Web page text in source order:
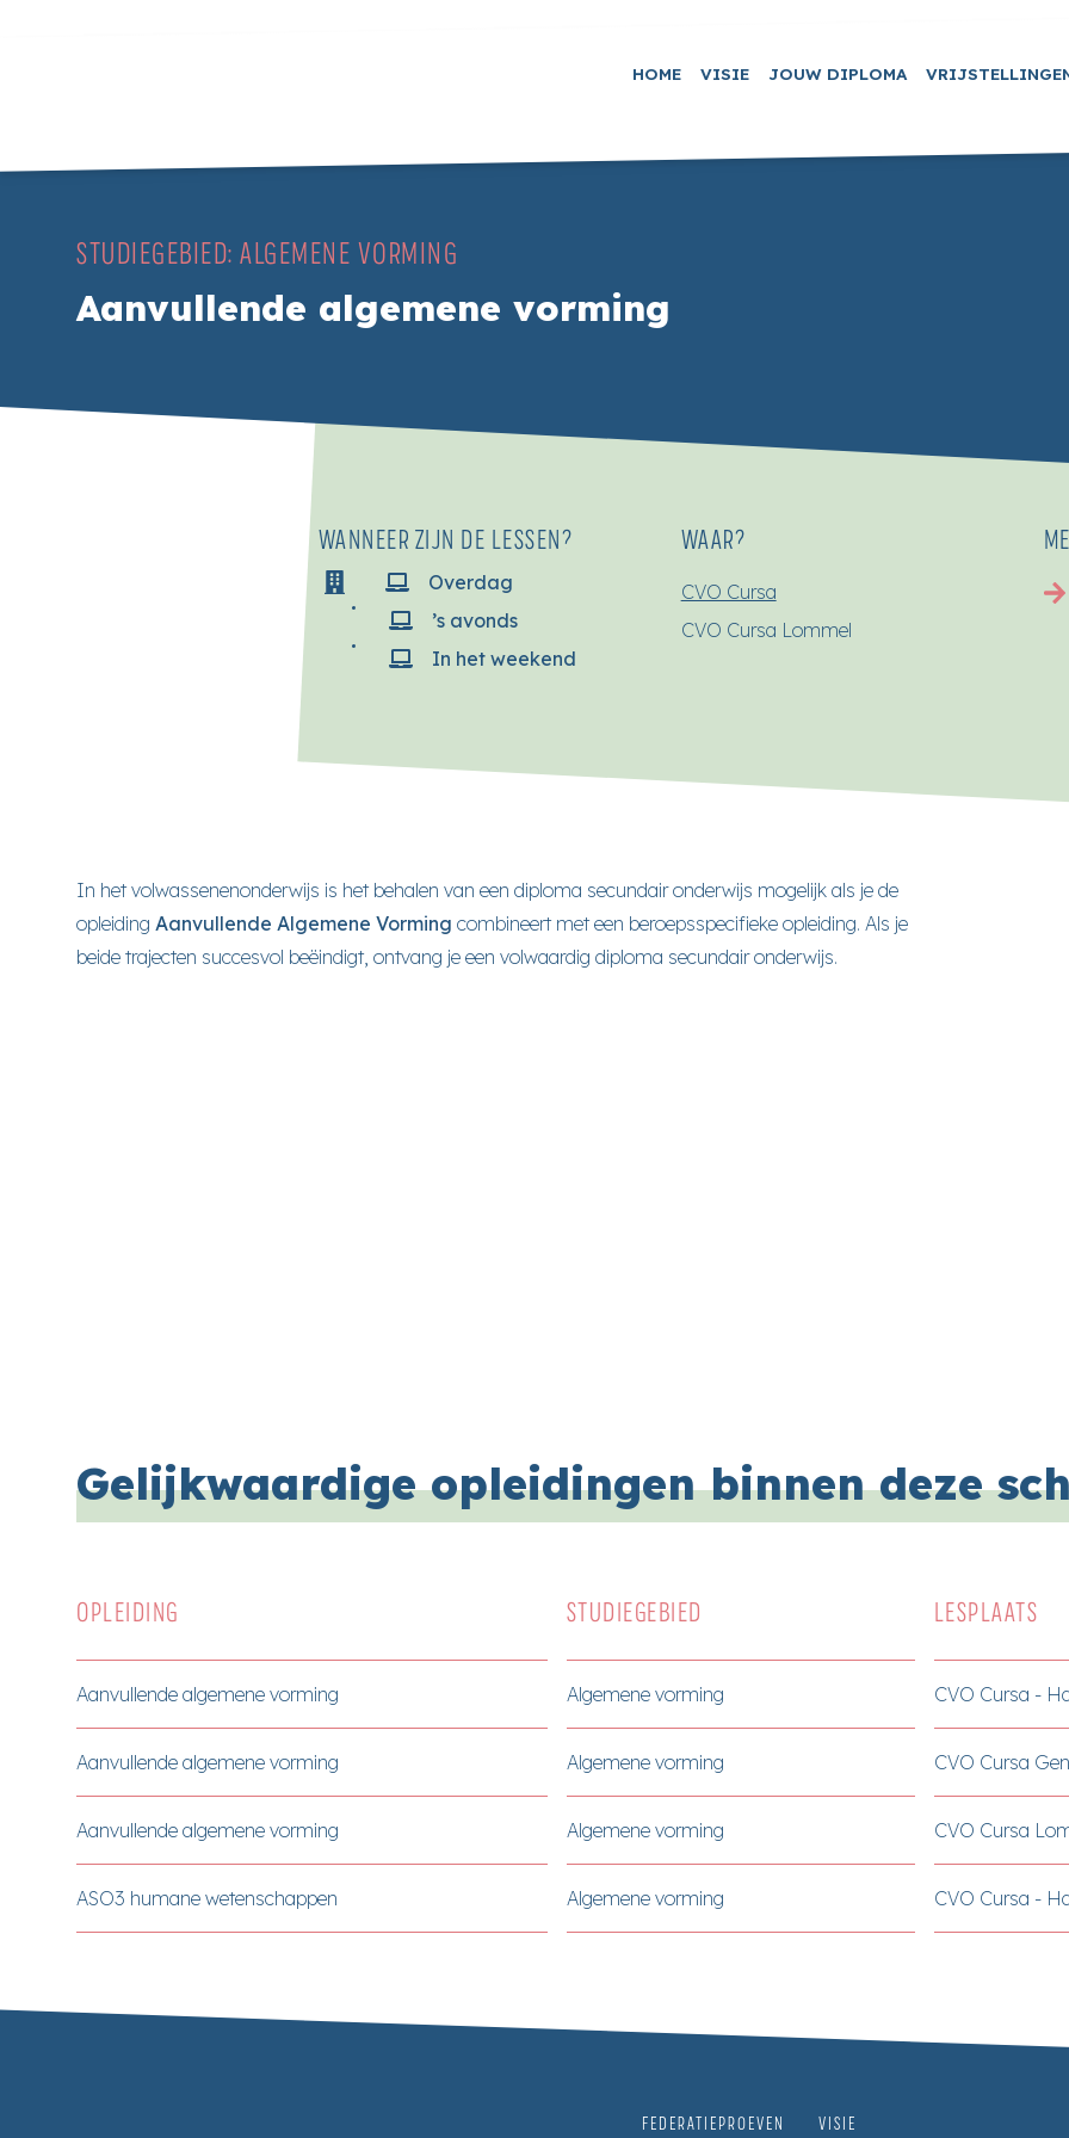
HOME VISIE JOUW DIPLOMA
STUDIEGEBIED: ALGEMENE VORMING
Aanvullende algemene vorming
WANNEER ZIJN DE LESSEN?
Overdag
’s avonds
In het weekend
WAAR?
CVO Cursa
CVO Cursa Lommel
In het volwassenenonderwijs is het behalen van een diploma secundair onderwijs mogelijk als je de
opleiding Aanvullende Algemene Vorming combineert met een beroepsspecifieke opleiding. Als je
beide trajecten succesvol beëindigt, ontvang je een volwaardig diploma secundair onderwijs.
Gelijkwaardige opleidingen binnen deze
OPLEIDING STUDIEGEBIED LESPLAATS
Aanvullende algemene vorming Algemene vorming CVO Cursa -
Aanvullende algemene vorming Algemene vorming CVO Cursa
Aanvullende algemene vorming Algemene vorming CVO Cursa
ASO3 humane wetenschappen Algemene vorming CVO Cursa -
FEDERATIEPROEVEN VISIE